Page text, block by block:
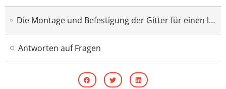
Die Montage und Befestigung der Gitter für einen lückenlosen Schutz der Pflanzenwurzeln
Antworten auf Fragen